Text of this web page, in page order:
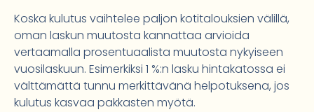
Koska kulutus vaihtelee paljon kotitalouksien välillä,
oman laskun muutosta kannattaa arvioida
vertaamalla prosentuaalista muutosta nykyiseen
vuosilaskuun. Esimerkiksi 1 %:n lasku hintakatossa ei
välttämättä tunnu merkittävänä helpotuksena, jos
kulutus kasvaa pakkasten myötä.